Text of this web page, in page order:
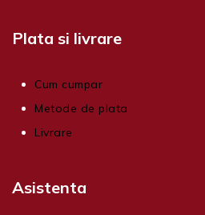
Plata si livrare
Cum cumpar
Metode de plata
Livrare
Asistenta